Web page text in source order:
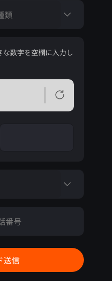
類
数字を空欄に入力し
番号
送信